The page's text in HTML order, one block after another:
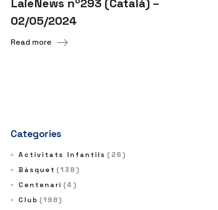
LaieNews nº293 (Català) –
02/05/2024
Read more
Categories
Activitats Infantils (26)
Bàsquet (138)
Centenari (4)
Club (198)